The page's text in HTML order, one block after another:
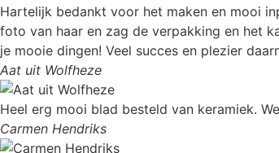
Hartelijk bedankt voor het maken en mooi
foto van haar en zag de verpakking en het
je mooie dingen! Veel succes en plezier
Aat uit Wolfheze
Heel erg mooi blad besteld van keramiek.
Carmen Hendriks